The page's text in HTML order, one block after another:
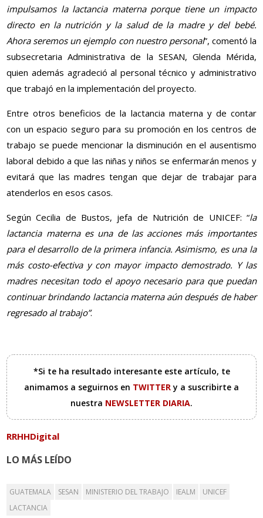
impulsamos la lactancia materna porque tiene un impacto
directo en la nutrición y la salud de la madre y del bebé.
Ahora seremos un ejemplo con nuestro personal”, comentó la
subsecretaria Administrativa de la SESAN, Glenda Mérida,
quien además agradeció al personal técnico y administrativo
que trabajó en la implementación del proyecto.
Entre otros beneficios de la lactancia materna y de contar
con un espacio seguro para su promoción en los centros de
trabajo se puede mencionar la disminución en el ausentismo
laboral debido a que las niñas y niños se enfermarán menos y
evitará que las madres tengan que dejar de trabajar para
atenderlos en esos casos.
Según Cecilia de Bustos, jefa de Nutrición de UNICEF: “la
lactancia materna es una de las acciones más importantes
para el desarrollo de la primera infancia. Asimismo, es una la
más costo-efectiva y con mayor impacto demostrado. Y las
madres necesitan todo el apoyo necesario para que puedan
continuar brindando lactancia materna aún después de haber
regresado al trabajo”.
*Si te ha resultado interesante este artículo, te
animamos a seguirnos en TWITTERy a suscribirte a
nuestra NEWSLETTER DIARIA.
RRHHDigital
LO MÁS LEÍDO
GUATEMALA SESAN MINISTERIO DEL TRABAJO IEALM
UNICEF
LACTANCIA